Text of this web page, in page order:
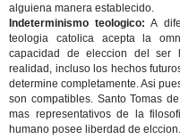
alguiena manera establecido.
Indeterminismo teologico: A
teologia catolica acepta la
capacidad de eleccion del ser
realidad, incluso los hechos
determine completamente. Asi
son compatibles. Santo Tomas
mas representativos de la
humano posee liberdad de